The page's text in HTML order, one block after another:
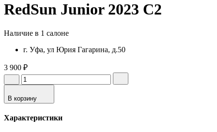
RedSun Junior 2023 C2
Наличие в 1 салоне
г. Уфа, ул Юрия Гагарина, д.50
3 900 ₽
В корзину
Характеристики